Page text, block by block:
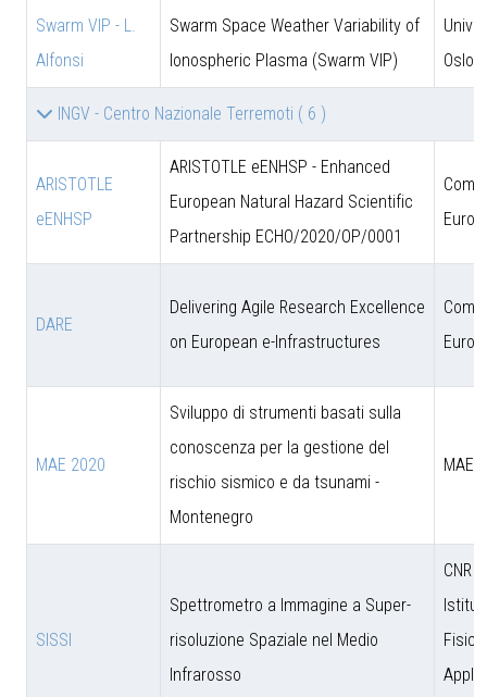
Swarm VIP - L.
Alfonsi
Swarm Space Weather Variability of
Ionospheric Plasma (Swarm VIP)
Oslo
INGV - Centro Nazionale Terremoti ( 6 )
ARISTOTLE
eENHSP
ARISTOTLE eENHSP - Enhanced
European Natural Hazard Scientific
Partnership ECHO/2020/OP/0001
DARE
Delivering Agile Research Excellence
on European e-Infrastructures
MAE 2020
Sviluppo di strumenti basati sulla
conoscenza per la gestione del
rischio sismico e da tsunami -
Montenegro
MAE
SISSI
Spettrometro a Immagine a Super-
risoluzione Spaziale nel Medio
Infrarosso
CNR -
Fisica